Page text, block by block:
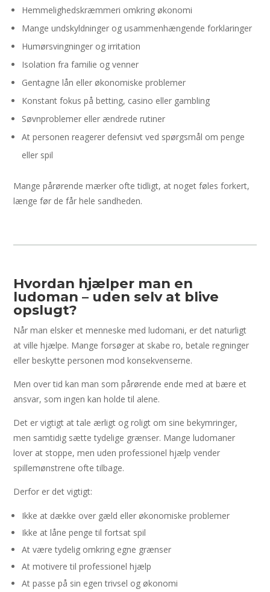
Hemmelighedskræmmeri omkring økonomi
Mange undskyldninger og usammenhængende forklaringer
Humørsvingninger og irritation
Isolation fra familie og venner
Gentagne lån eller økonomiske problemer
Konstant fokus på betting, casino eller gambling
Søvnproblemer eller ændrede rutiner
At personen reagerer defensivt ved spørgsmål om penge
eller spil
Mange pårørende mærker ofte tidligt, at noget føles forkert,
længe før de får hele sandheden.
Hvordan hjælper man en
ludoman – uden selv at blive
opslugt?
Når man elsker et menneske med ludomani, er det naturligt
at ville hjælpe. Mange forsøger at skabe ro, betale regninger
eller beskytte personen mod konsekvenserne.
Men over tid kan man som pårørende ende med at bære et
ansvar, som ingen kan holde til alene.
Det er vigtigt at tale ærligt og roligt om sine bekymringer,
men samtidig sætte tydelige grænser. Mange ludomaner
lover at stoppe, men uden professionel hjælp vender
spillemønstrene ofte tilbage.
Derfor er det vigtigt:
Ikke at dække over gæld eller økonomiske problemer
Ikke at låne penge til fortsat spil
At være tydelig omkring egne grænser
At motivere til professionel hjælp
At passe på sin egen trivsel og økonomi